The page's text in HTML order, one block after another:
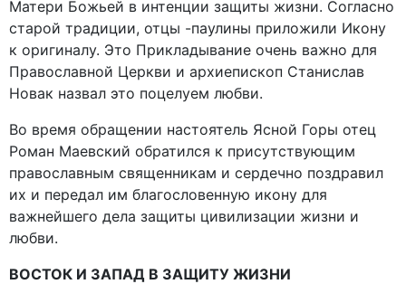
Матери Божьей в интенции защиты жизни. Согласно
старой традиции, отцы -паулины приложили Икону
к оригиналу. Это Прикладывание очень важно для
Православной Церкви и архиепископ Станислав
Новак назвал это поцелуем любви.
Во время обращении настоятель Ясной Горы отец
Роман Маевский обратился к присутствующим
православным священникам и сердечно поздравил
их и передал им благословенную икону для
важнейшего дела защиты цивилизации жизни и
любви.
ВОСТОК И ЗАПАД В ЗАЩИТУ ЖИЗНИ